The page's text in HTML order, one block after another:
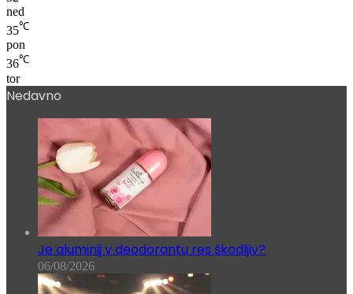
32℃
ned
35℃
pon
36℃
tor
Je aluminij v deodorantu res škodljiv?
06/08/2026